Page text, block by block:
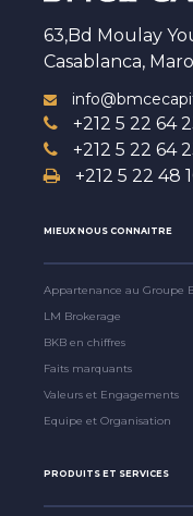
63,Bd Moulay
Casablanca,
+212 5 22 64
+212 5 22 64
+212 5 22 48
MIEUX NOUS CONNAITRE
Appartenance au Groupe
LM Brokerage
BKB en chiffres
Faits marquants
Valeurs et Engagements
Equipe et Organisation
PRODUITS ET SERVICES